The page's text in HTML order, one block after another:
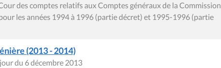
des comptes relatifs aux Comptes généraux de la Commission
les années 1994 à 1996 (partie décret) et 1995-1996 (partie
(2013 - 2014)
du 6 décembre 2013